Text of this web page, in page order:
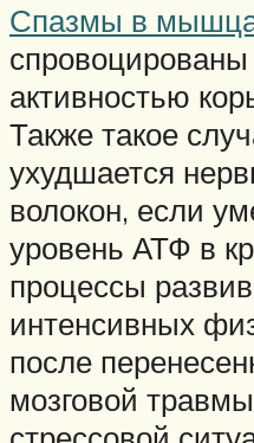
Спазмы в
активностью
Также такое
ухудшается
волокон, если
уровень АТФ в
процессы
интенсивных
после
мозговой